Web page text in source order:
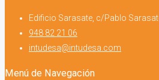
Edificio Sarasate, c/Pablo
948 82 21 06
intudesa@intudesa.com
Menú de Navegación